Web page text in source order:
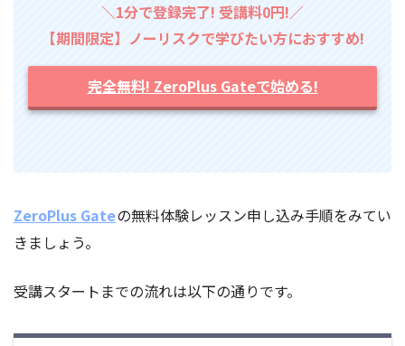
＼1分で登録完了! 受講料0円!／
【期間限定】ノーリスクで学びたい方におすすめ!
完全無料! ZeroPlus Gateで始める!
ZeroPlus Gateの無料体験レッスン申し込み手順をみてい
きましょう。
受講スタートまでの流れは以下の通りです。